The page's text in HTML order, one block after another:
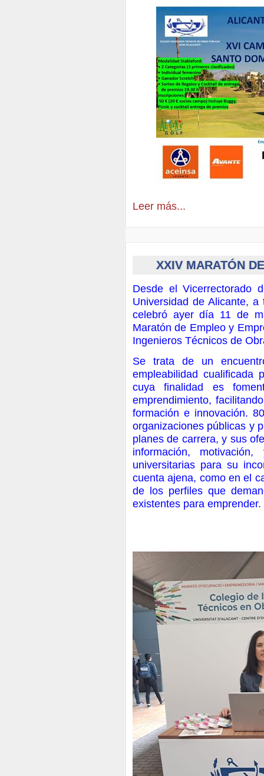
Leer más...
XXIV MARATÓN
Desde el Vicerrectorado
Universidad de Alicante,
celebró ayer día 11 de
Maratón de Empleo y
Ingenieros Técnicos de
Se trata de un
empleabilidad cualificada
cuya finalidad es
emprendimiento,
formación e innovación.
organizaciones públicas y
planes de carrera, y sus
información,
universitarias para su
cuenta ajena, como en el
de los perfiles que
existentes para emprender.